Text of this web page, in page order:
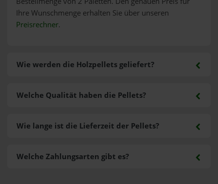
Ihre Wunschmenge erhalten Sie über unseren
Preisrechner.
Wie werden die Holzpellets geliefert?
Welche Zahlungsarten gibt es?
Welche Qualität haben die Pellets?
Wie lange ist die Lieferzeit der Pellets?